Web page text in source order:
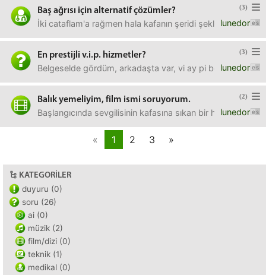
(3)
Baş ağrısı için alternatif çözümler?
lunedor
İki cataflam'a rağmen hala kafanın şeridi şeklinde bir
(3)
En prestijli v.i.p. hizmetler?
lunedor
Belgeselde gördüm, arkadaşta var, vi ay pi benim olum
(2)
Balık yemeliyim, film ismi soruyorum.
lunedor
Başlangıcında sevgilisinin kafasına sıkan bir hatunun
« 1 2 3 »
KATEGORILER
duyuru (0)
soru (26)
ai (0)
müzik (2)
film/dizi (0)
teknik (1)
medikal (0)